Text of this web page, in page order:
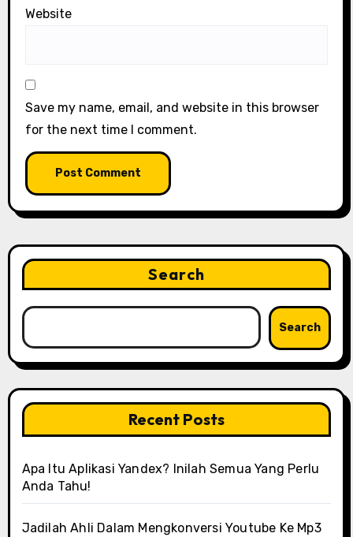
Website
Save my name, email, and website in this browser
for the next time I comment.
Search
Search
Recent Posts
Apa Itu Aplikasi Yandex? Inilah Semua Yang Perlu
Anda Tahu!
Jadilah Ahli Dalam Mengkonversi Youtube Ke Mp3